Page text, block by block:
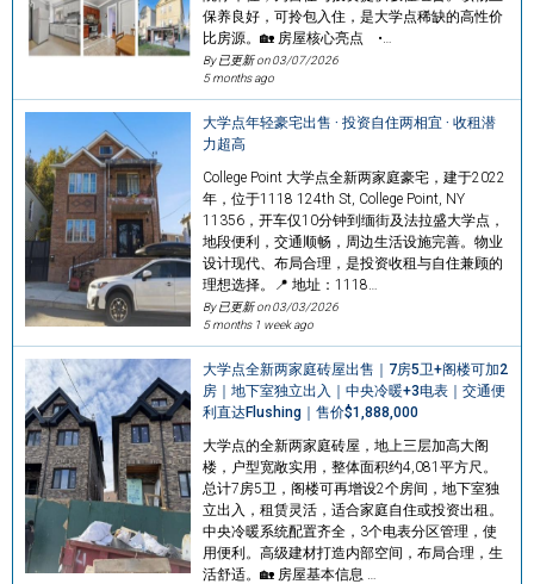
保养良好，可拎包入住，是大学点稀缺的高性价
比房源。🏡 房屋核心亮点 •…
By 已更新 on03/07/2026
5 months ago
大学点年轻豪宅出售 · 投资自住两相宜 · 收租潜
力超高
College Point 大学点全新两家庭豪宅，建于2022
年，位于1118 124th St, College Point, NY
11356，开车仅10分钟到缅街及法拉盛大学点，
地段便利，交通顺畅，周边生活设施完善。物业
设计现代、布局合理，是投资收租与自住兼顾的
理想选择。📍 地址：1118…
By 已更新 on03/03/2026
5 months 1 week ago
大学点全新两家庭砖屋出售｜7房5卫+阁楼可加2
房｜地下室独立出入｜中央冷暖+3电表｜交通便
利直达Flushing｜售价$1,888,000
大学点的全新两家庭砖屋，地上三层加高大阁
楼，户型宽敞实用，整体面积约4,081平方尺。
总计7房5卫，阁楼可再增设2个房间，地下室独
立出入，租赁灵活，适合家庭自住或投资出租。
中央冷暖系统配置齐全，3个电表分区管理，使
用便利。高级建材打造内部空间，布局合理，生
活舒适。🏡 房屋基本信息 …